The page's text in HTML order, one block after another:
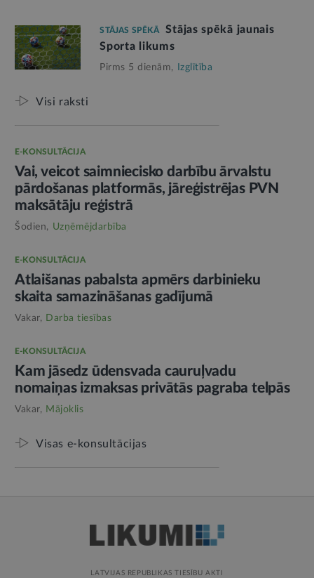
STĀJAS SPĒKĀ
Stājas spēkā jaunais
Sporta likums
Pirms 5 dienām, Izglītība
Visi raksti
E-KONSULTĀCIJA
Vai, veicot saimniecisko darbību ārvalstu
pārdošanas platformās, jāreģistrējas PVN
maksātāju reģistrā
Šodien, Uzņēmējdarbība
E-KONSULTĀCIJA
Atlaišanas pabalsta apmērs darbinieku
skaita samazināšanas gadījumā
Vakar, Darba tiesības
E-KONSULTĀCIJA
Kam jāsedz ūdensvada cauruļvadu
nomaiņas izmaksas privātās pagraba telpās
Vakar, Mājoklis
Visas e-konsultācijas
LATVIJAS REPUBLIKAS TIESĪBU AKTI